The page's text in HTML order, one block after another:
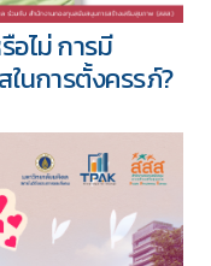
ไม่ การมี
นการตั้งครรภ์?